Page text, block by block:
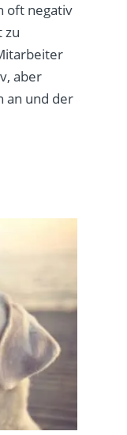
oft negativ
zu
aber
an und der